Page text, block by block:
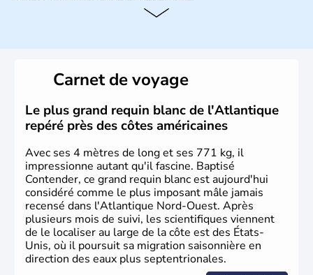
Plusieurs populations se sont succédées avant l'arrivée
des européens, suite à la découverte du continent par
Christophe Colomb en 1492. Les 13 colonies
britanniques proclament la Déclaration d'indépendance
en 1776 et adoptent leur première constitution en 1787.
La conquête de l'Ouest marque ensuite l'entrée dans une
phase de développement intense.
Carnet de voyage
Le plus grand requin blanc de l'Atlantique
repéré près des côtes américaines
Avec ses 4 mètres de long et ses 771 kg, il
impressionne autant qu'il fascine. Baptisé
Contender, ce grand requin blanc est aujourd'hui
considéré comme le plus imposant mâle jamais
recensé dans l'Atlantique Nord-Ouest. Après
plusieurs mois de suivi, les scientifiques viennent
de le localiser au large de la côte est des États-
Unis, où il poursuit sa migration saisonnière en
direction des eaux plus septentrionales.